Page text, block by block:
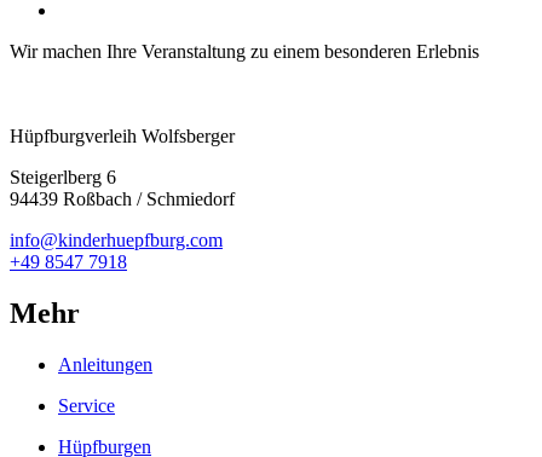
Wir machen Ihre Veranstaltung zu einem besonderen Erlebnis
Hüpfburgverleih Wolfsberger
Steigerlberg 6
94439 Roßbach / Schmiedorf
info@kinderhuepfburg.com
+49 8547 7918
Mehr
Anleitungen
Service
Hüpfburgen